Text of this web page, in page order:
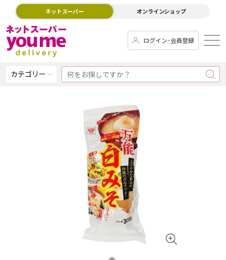
ネットスーパー オンラインショップ
ログイン･会員登録
カテゴリー